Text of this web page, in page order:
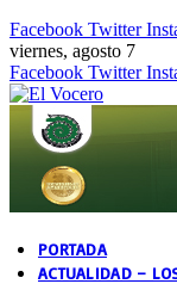
Facebook Twitter
viernes, agosto 7
Facebook Twitter
PORTADA
ACTUALIDAD –